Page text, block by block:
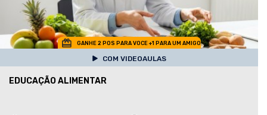
GANHE 2 POS PARA VOCE +1 PARA UM AMIGO
COM VIDEOAULAS
EDUCAÇÃO ALIMENTAR